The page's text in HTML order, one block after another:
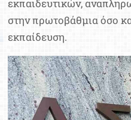
εκπαιδευτικών,
στην πρωτοβάθμια όσο
εκπαίδευση.